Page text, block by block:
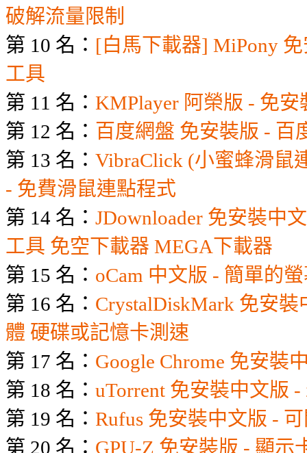
破解流量限制
第 10 名： [白馬下載器] MiPony
工具
第 11 名： KMPlayer 阿榮版 - 免
第 12 名： 百度網盤 免安裝版 - 百
第 13 名： VibraClick (小蜜蜂滑鼠
- 免費滑鼠連點程式
第 14 名： JDownloader 免安裝中
工具 免空下載器 MEGA下載器
第 15 名： oCam 中文版 - 簡單的
第 16 名： CrystalDiskMark 免安
體 硬碟或記憶卡測速
第 17 名： Google Chrome 免安裝
第 18 名： uTorrent 免安裝中文版
第 19 名： Rufus 免安裝中文版 -
第 20 名： GPU-Z 免安裝版 - 顯示